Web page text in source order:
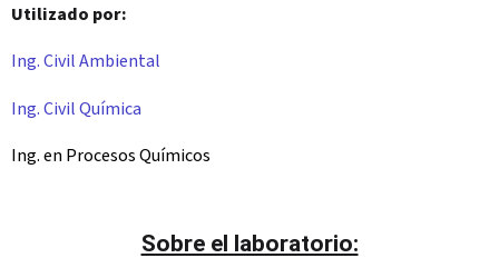
Utilizado por:
Ing. Civil Ambiental
Ing. Civil Química
Ing. en Procesos Químicos
Sobre el laboratorio: